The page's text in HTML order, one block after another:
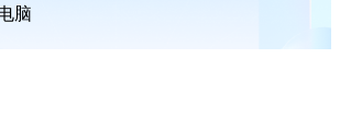
脑